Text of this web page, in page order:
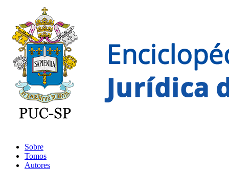
Sobre
Tomos
Autores